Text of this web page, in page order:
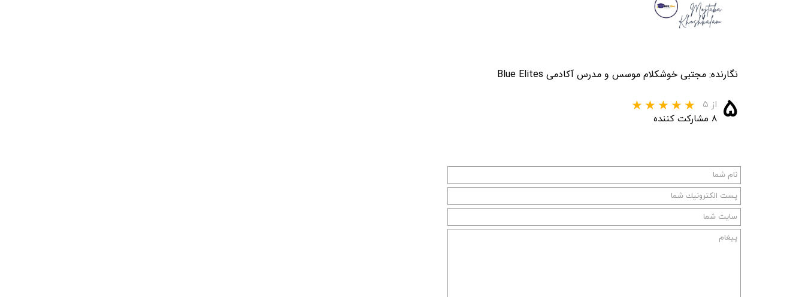
نگارنده: مجتبی خوشکلام موسس و مدرس آکادمی Blue Elites
۵ از ۵
۸ مشارکت کننده